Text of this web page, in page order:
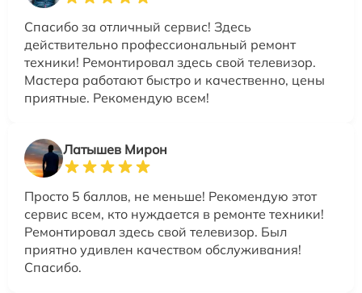
Спасибо за отличный сервис! Здесь
действительно профессиональный ремонт
техники! Ремонтировал здесь свой телевизор.
Мастера работают быстро и качественно, цены
приятные. Рекомендую всем!
Латышев Мирон
Просто 5 баллов, не меньше! Рекомендую этот
сервис всем, кто нуждается в ремонте техники!
Ремонтировал здесь свой телевизор. Был
приятно удивлен качеством обслуживания!
Спасибо.